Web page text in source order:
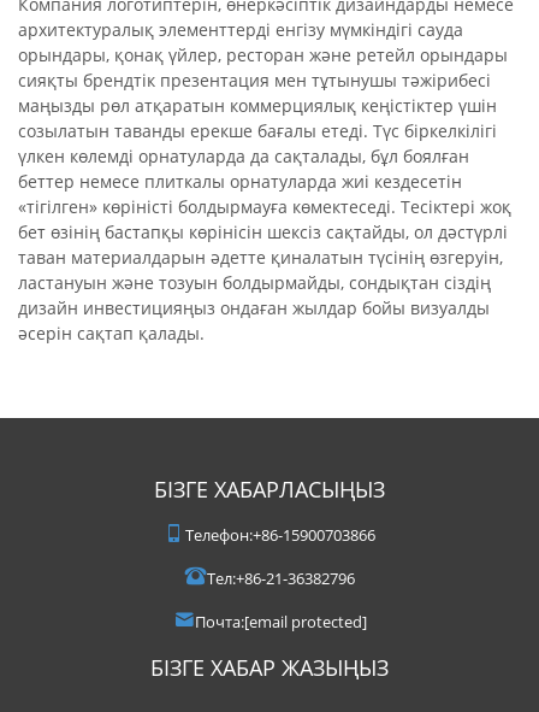
архитектуралық элементтерді енгізу мүмкіндігі сауда
орындары, қонақ үйлер, ресторан және ретейл орындары
сияқты брендтік презентация мен тұтынушы тәжірибесі
маңызды рөл атқаратын коммерциялық кеңістіктер үшін
созылатын таванды ерекше бағалы етеді. Түс біркелкілігі
үлкен көлемді орнатуларда да сақталады, бұл боялған
беттер немесе плиткалы орнатуларда жиі кездесетін
«тігілген» көріністі болдырмауға көмектеседі. Тесіктері жоқ
бет өзінің бастапқы көрінісін шексіз сақтайды, ол дәстүрлі
таван материалдарын әдетте қиналатын түсінің өзгеруін,
ластануын және тозуын болдырмайды, сондықтан сіздің
дизайн инвестицияңыз ондаған жылдар бойы визуалды
әсерін сақтап қалады.
БІЗГЕ ХАБАРЛАСЫҢЫЗ
Телефон:+86-15900703866
Тел:+86-21-36382796
Почта:[email protected]
БІЗГЕ ХАБАР ЖАЗЫҢЫЗ